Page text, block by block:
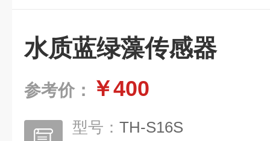
水质蓝绿藻传感器
参考价： ￥400
型号： TH-S16S